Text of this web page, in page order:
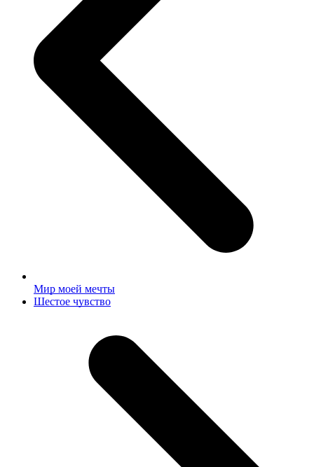
Мир моей мечты
next
Шестое чувство